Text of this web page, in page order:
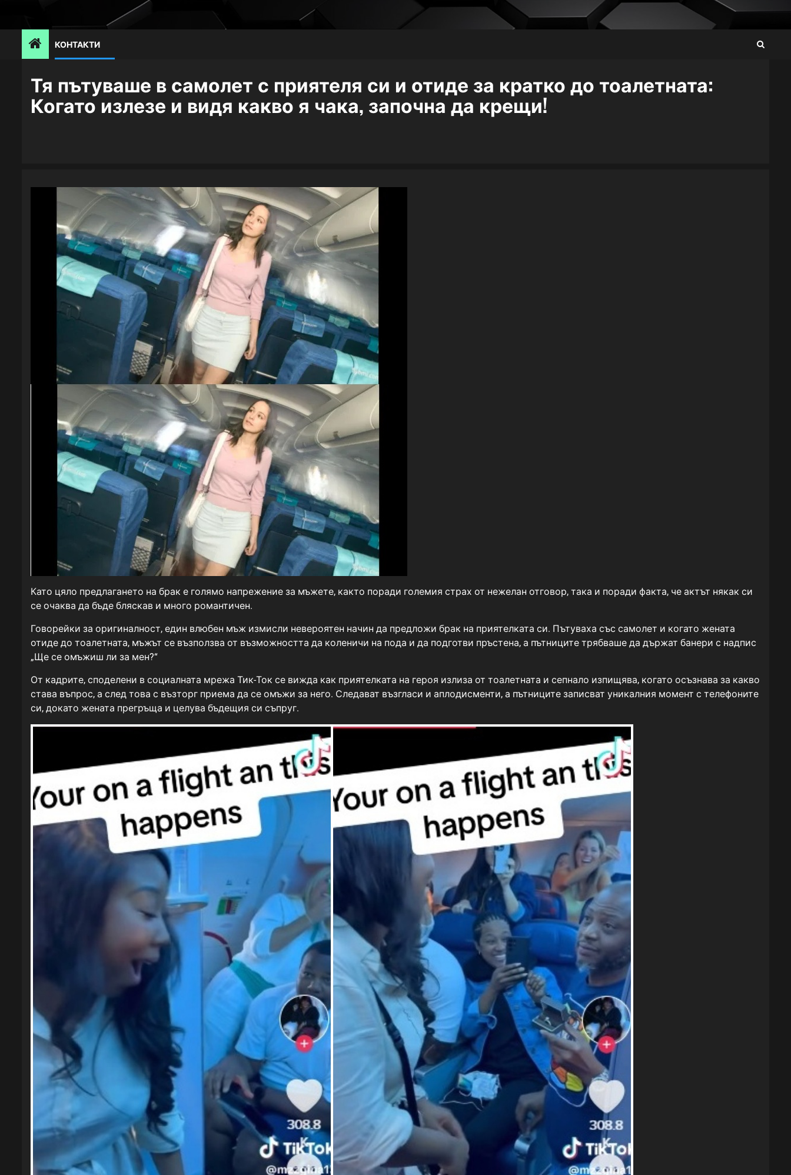
КОНТАКТИ
Тя пътуваше в самолет с приятеля си и отиде за кратко до тоалетната:
Когато излезе и видя какво я чака, започна да крещи!
Като цяло предлагането на брак е голямо напрежение за мъжете, както поради големия страх от нежелан отговор, така и поради факта, че актът някак си
се очаква да бъде бляскав и много романтичен.
Говорейки за оригиналност, един влюбен мъж измисли невероятен начин да предложи брак на приятелката си. Пътуваха със самолет и когато жената
отиде до тоалетната, мъжът се възползва от възможността да коленичи на пода и да подготви пръстена, а пътниците трябваше да държат банери с надпис
„Ще се омъжиш ли за мен?“
От кадрите, споделени в социалната мрежа Тик-Ток се вижда как приятелката на героя излиза от тоалетната и сепнало изпищява, когато осъзнава за какво
става въпрос, а след това с възторг приема да се омъжи за него. Следават възгласи и аплодисменти, а пътниците записват уникалния момент с телефоните
си, докато жената прегръща и целува бъдещия си съпруг.